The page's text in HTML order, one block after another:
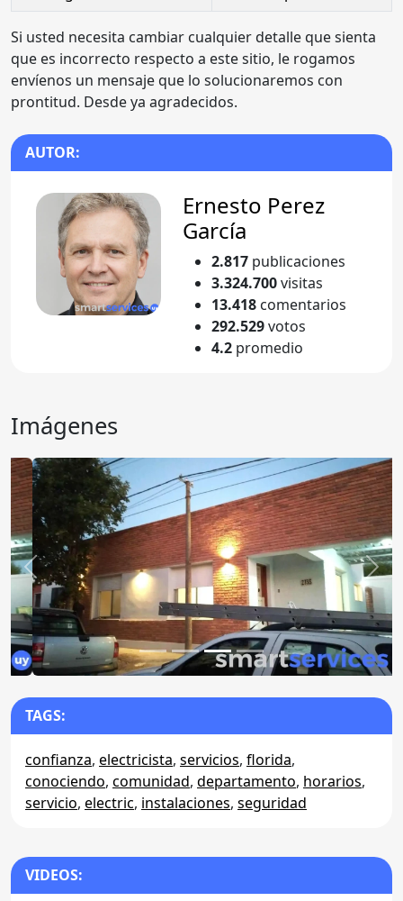
Si usted necesita cambiar cualquier detalle que sienta
que es incorrecto respecto a este sitio, le rogamos
envíenos un mensaje que lo solucionaremos con
prontitud. Desde ya agradecidos.
AUTOR:
Ernesto Perez
García
2.817 publicaciones
3.324.700visitas
13.418 comentarios
292.529votos
4.2 promedio
Imágenes
Anterior
TAGS:
confianza, electricista, servicios, florida,
conociendo, comunidad, departamento, horarios,
servicio, electric, instalaciones, seguridad
VIDEOS: